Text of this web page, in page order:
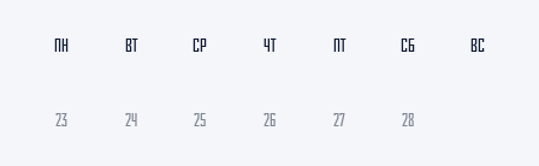
23 24 25 26 27 28
ПН ВТ СР ЧТ ПТ СБ ВС